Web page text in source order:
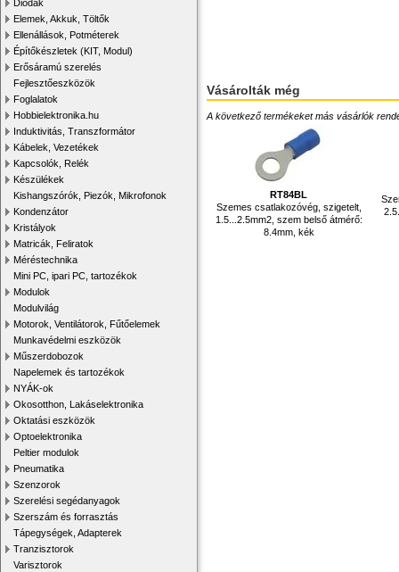
Diódák
Elemek, Akkuk, Töltők
Ellenállások, Potméterek
Építőkészletek (KIT, Modul)
Erősáramú szerelés
Fejlesztőeszközök
Foglalatok
Hobbielektronika.hu
Induktivitás, Transzformátor
Kábelek, Vezetékek
Kapcsolók, Relék
Készülékek
Kishangszórók, Piezók, Mikrofonok
Kondenzátor
Kristályok
Matricák, Feliratok
Méréstechnika
Mini PC, ipari PC, tartozékok
Modulok
Modulvilág
Motorok, Ventilátorok, Fűtőelemek
Munkavédelmi eszközök
Műszerdobozok
Napelemek és tartozékok
NYÁK-ok
Okosotthon, Lakáselektronika
Oktatási eszközök
Optoelektronika
Peltier modulok
Pneumatika
Szenzorok
Szerelési segédanyagok
Szerszám és forrasztás
Tápegységek, Adapterek
Tranzisztorok
Varisztorok
Vásárolták még
A következő termékeket más vásárlók
RT84BL
Szemes csatlakozóvég, szigetelt,
1.5...2.5mm2, szem belső átmérő:
8.4mm, kék